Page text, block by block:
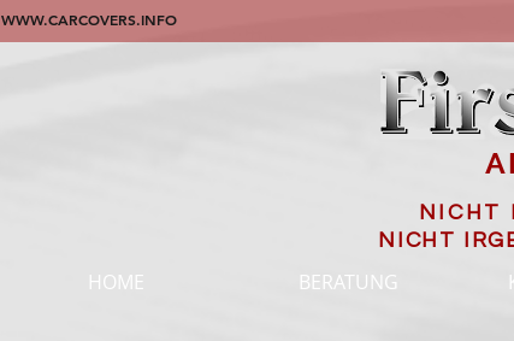
WWW.CARCOVERS.INFO
NICHT
NICHT
HOME BERATUNG